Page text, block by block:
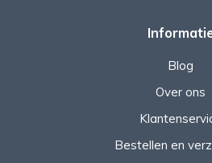
Blog
Over ons
Bestellen en